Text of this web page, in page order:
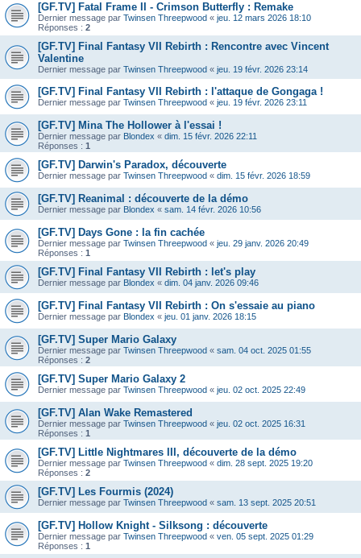
[GF.TV] Fatal Frame II - Crimson Butterfly : Remake
Dernier message par Twinsen Threepwood « jeu. 12 mars 2026 18:10
Réponses : 2
[GF.TV] Final Fantasy VII Rebirth : Rencontre avec Vincent
Valentine
Dernier message par Twinsen Threepwood « jeu. 19 févr. 2026 23:14
[GF.TV] Final Fantasy VII Rebirth : l'attaque de Gongaga !
Dernier message par Twinsen Threepwood « jeu. 19 févr. 2026 23:11
[GF.TV] Mina The Hollower à l'essai !
Dernier message par Blondex « dim. 15 févr. 2026 22:11
Réponses : 1
[GF.TV] Darwin's Paradox, découverte
Dernier message par Twinsen Threepwood « dim. 15 févr. 2026 18:59
[GF.TV] Reanimal : découverte de la démo
Dernier message par Blondex « sam. 14 févr. 2026 10:56
[GF.TV] Days Gone : la fin cachée
Dernier message par Twinsen Threepwood « jeu. 29 janv. 2026 20:49
Réponses : 1
[GF.TV] Final Fantasy VII Rebirth : let's play
Dernier message par Blondex « dim. 04 janv. 2026 09:46
[GF.TV] Final Fantasy VII Rebirth : On s'essaie au piano
Dernier message par Blondex « jeu. 01 janv. 2026 18:15
[GF.TV] Super Mario Galaxy
Dernier message par Twinsen Threepwood « sam. 04 oct. 2025 01:55
Réponses : 2
[GF.TV] Super Mario Galaxy 2
Dernier message par Twinsen Threepwood « jeu. 02 oct. 2025 22:49
[GF.TV] Alan Wake Remastered
Dernier message par Twinsen Threepwood « jeu. 02 oct. 2025 16:31
Réponses : 1
[GF.TV] Little Nightmares III, découverte de la démo
Dernier message par Twinsen Threepwood « dim. 28 sept. 2025 19:20
Réponses : 2
[GF.TV] Les Fourmis (2024)
Dernier message par Twinsen Threepwood « sam. 13 sept. 2025 20:51
[GF.TV] Hollow Knight - Silksong : découverte
Dernier message par Twinsen Threepwood « ven. 05 sept. 2025 01:29
Réponses : 1